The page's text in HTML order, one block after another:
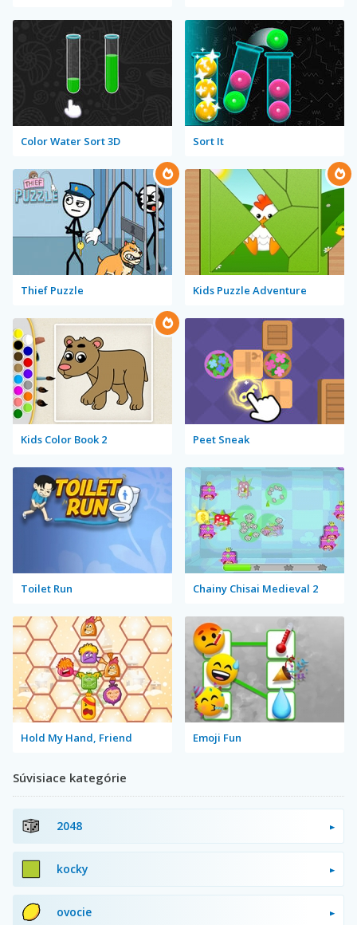
Color Water Sort 3D Sort It
Thief Puzzle Kids Puzzle Adventure
Kids Color Book 2 Peet Sneak
Toilet Run Chainy Chisai Medieval 2
Hold My Hand, Friend Emoji Fun
Súvisiace kategórie
2048
kocky
ovocie